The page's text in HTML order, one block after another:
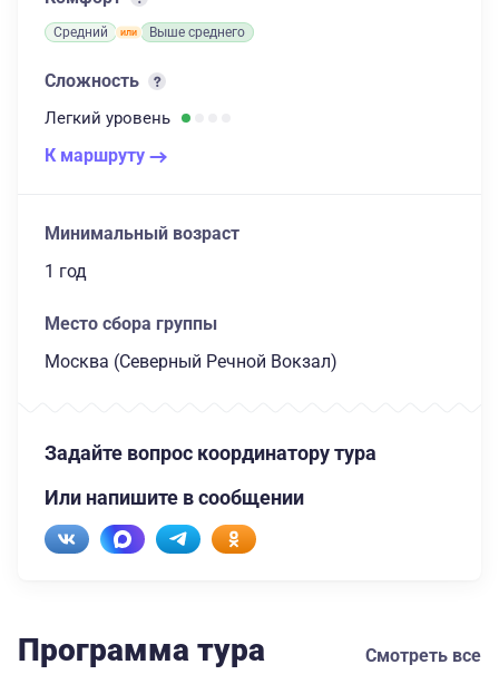
Средний Выше среднего
Сложность
Легкий уровень
К маршруту
Минимальный возраст
1 год
Место сбора группы
Москва (Северный Речной Вокзал)
Задайте вопрос координатору тура
Или напишите в сообщении
Программа тура Смотреть все